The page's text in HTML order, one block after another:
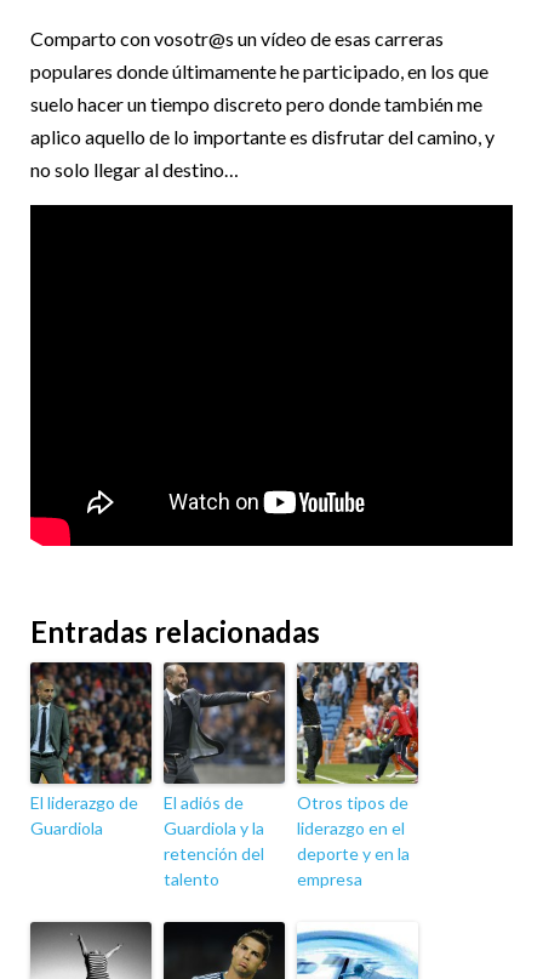
Comparto con vosotr@s un vídeo de esas carreras
populares donde últimamente he participado, en los que
suelo hacer un tiempo discreto pero donde también me
aplico aquello de lo importante es disfrutar del camino, y
no solo llegar al destino…
Entradas relacionadas
El liderazgo de
Guardiola
El adiós de
Guardiola y la
retención del
talento
Otros tipos de
liderazgo en el
deporte y en la
empresa